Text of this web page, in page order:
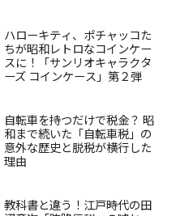
ハローキティ、ポチャッコた
ちが昭和レトロなコインケー
スに！「サンリオキャラクタ
ーズ コインケース」第２弾
自転車を持つだけで税金？ 昭
和まで続いた「自転車税」の
意外な歴史と脱税が横行した
理由
教科書と違う！江戸時代の田